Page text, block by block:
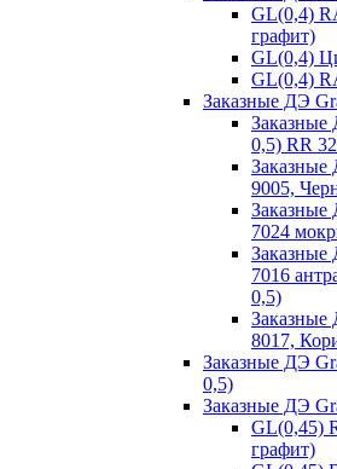
GL(0,4)
графит)
GL(0,4)
GL(0,4)
Заказные ДЭ
Заказные
0,5) RR
9005,
7024
7016
0,5)
8017,
Заказные ДЭ
0,5)
Заказные ДЭ
GL(0,45)
графит)